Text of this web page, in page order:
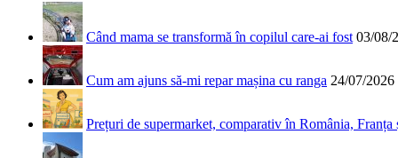
Când mama se transformă în copilul care-ai fost 03/08/
Cum am ajuns să-mi repar mașina cu ranga 24/07/2026
Prețuri de supermarket, comparativ în România, Franța